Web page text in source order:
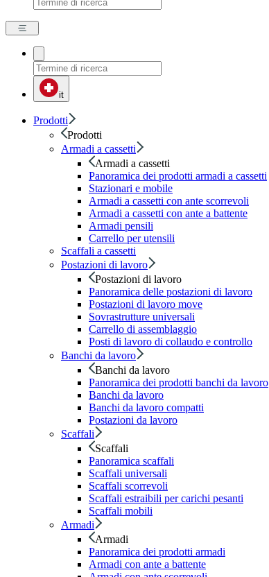
it
Prodotti
Prodotti
Armadi a cassetti
Armadi a cassetti
Panoramica dei prodotti armadi a cassetti
Stazionari e mobile
Armadi a cassetti con ante scorrevoli
Armadi a cassetti con ante a battente
Armadi pensili
Carrello per utensili
Scaffali a cassetti
Postazioni di lavoro
Postazioni di lavoro
Panoramica delle postazioni di lavoro
Postazioni di lavoro move
Sovrastrutture universali
Carrello di assemblaggio
Posti di lavoro di collaudo e controllo
Banchi da lavoro
Banchi da lavoro
Panoramica dei prodotti banchi da lavoro
Banchi da lavoro
Banchi da lavoro compatti
Postazioni da lavoro
Scaffali
Scaffali
Panoramica scaffali
Scaffali universali
Scaffali scorrevoli
Scaffali estraibili per carichi pesanti
Scaffali mobili
Armadi
Armadi
Panoramica dei prodotti armadi
Armadi con ante a battente